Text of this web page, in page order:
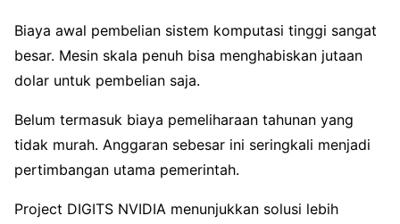
Biaya awal pembelian sistem komputasi tinggi sangat
besar. Mesin skala penuh bisa menghabiskan jutaan
dolar untuk pembelian saja.
Belum termasuk biaya pemeliharaan tahunan yang
tidak murah. Anggaran sebesar ini seringkali menjadi
pertimbangan utama pemerintah.
Project DIGITS NVIDIA menunjukkan solusi lebih